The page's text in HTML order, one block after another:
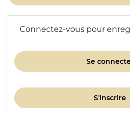
Connectez-vous pour
Se
S'inscrire